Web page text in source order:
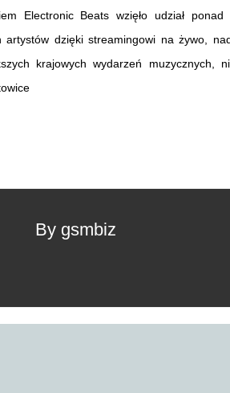
Electronic Beats wzięło udział
artystów dzięki streamingowi na żywo,
krajowych wydarzeń muzycznych,
By gsmbiz